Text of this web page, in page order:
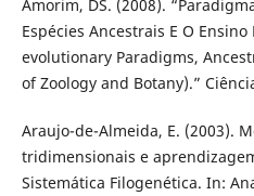
Amorim, DS. (2008).
Espécies Ancestrais E O
evolutionary Paradigms,
of Zoology and Botany).”
Araujo-de-Almeida, E. (2003).
tridimensionais e
Sistemática Filogenética. In: